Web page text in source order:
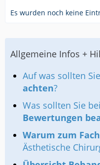
Es wurden noch keine
Allgemeine Infos +
Auf was sollten
achten?
Was sollten Sie bei
Bewertungen
Warum zum
Ästhetische